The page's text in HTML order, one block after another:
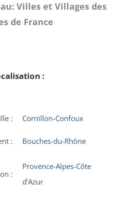
Villes et Villages des
de France
:
: Cornillon-Confoux
: Bouches-du-Rhône
:
Provence-Alpes-Côte
d’Azur